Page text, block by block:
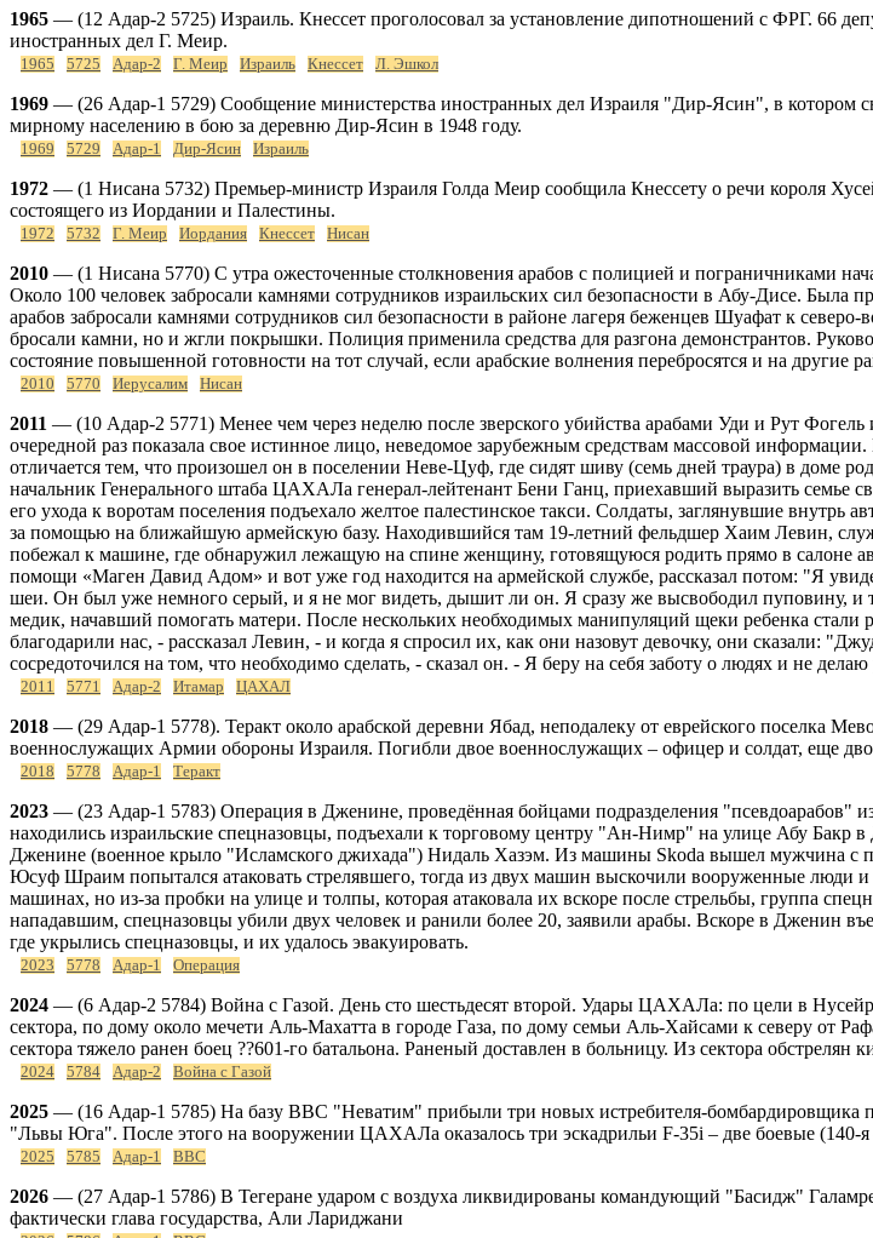
1965 — (12 Адар-2 5725) Израиль. Кнессет проголосовал за установление дипотношений с ФРГ. 66
иностранных дел Г. Меир.
1965 5725 Адар-2 Г. Меир Израиль Кнессет Л. Эшкол
1969 — (26 Адар-1 5729) Сообщение министерства иностранных дел Израиля "Дир-Ясин", в
мирному населению в бою за деревню Дир-Ясин в 1948 году.
1969 5729 Адар-1 Дир-Ясин Израиль
1972 — (1 Нисана 5732) Премьер-министр Израиля Голда Меир сообщила Кнессету о речи короля
состоящего из Иордании и Палестины.
1972 5732 Г. Меир Иордания Кнессет Нисан
2010 — (1 Нисана 5770) С утра ожесточенные столкновения арабов с полицией и пограничниками
Около 100 человек забросали камнями сотрудников израильских сил безопасности в Абу-Дисе.
арабов забросали камнями сотрудников сил безопасности в районе лагеря беженцев Шуафат к
бросали камни, но и жгли покрышки. Полиция применила средства для разгона демонстрантов.
состояние повышенной готовности на тот случай, если арабские волнения перебросятся и на другие
2010 5770 Иерусалим Нисан
2011 — (10 Адар-2 5771) Менее чем через неделю после зверского убийства арабами Уди и Рут
очередной раз показала свое истинное лицо, неведомое зарубежным средствам массовой
отличается тем, что произошел он в поселении Неве-Цуф, где сидят шиву (семь дней траура) в доме
начальник Генерального штаба ЦАХАЛа генерал-лейтенант Бени Ганц, приехавший выразить семье
его ухода к воротам поселения подъехало желтое палестинское такси. Солдаты, заглянувшие
за помощью на ближайшую армейскую базу. Находившийся там 19-летний фельдшер Хаим Левин,
побежал к машине, где обнаружил лежащую на спине женщину, готовящуюся родить прямо в салоне
помощи «Маген Давид Адом» и вот уже год находится на армейской службе, рассказал потом: "Я
шеи. Он был уже немного серый, и я не мог видеть, дышит ли он. Я сразу же высвободил пуповину,
медик, начавший помогать матери. После нескольких необходимых манипуляций щеки ребенка стали
благодарили нас, - рассказал Левин, - и когда я спросил их, как они назовут девочку, они сказали:
сосредоточился на том, что необходимо сделать, - сказал он. - Я беру на себя заботу о людях и не
2011 5771 Адар-2 Итамар ЦАХАЛ
2018 — (29 Адар-1 5778). Теракт около арабской деревни Ябад, неподалеку от еврейского поселка
военнослужащих Армии обороны Израиля. Погибли двое военнослужащих – офицер и солдат, еще
2018 5778 Адар-1 Теракт
2023 — (23 Адар-1 5783) Операция в Дженине, проведённая бойцами подразделения "псевдоарабов"
находились израильские спецназовцы, подъехали к торговому центру "Ан-Нимр" на улице Абу Бакр
Дженине (военное крыло "Исламского джихада") Нидаль Хазэм. Из машины Skoda вышел мужчина с
Юсуф Шраим попытался атаковать стрелявшего, тогда из двух машин выскочили вооруженные люди и
машинах, но из-за пробки на улице и толпы, которая атаковала их вскоре после стрельбы, группа
нападавшим, спецназовцы убили двух человек и ранили более 20, заявили арабы. Вскоре в Дженин
где укрылись спецназовцы, и их удалось эвакуировать.
2023 5778 Адар-1 Операция
2024 — (6 Адар-2 5784) Война с Газой. День сто шестьдесят второй. Удары ЦАХАЛа: по цели в
сектора, по дому около мечети Аль-Махатта в городе Газа, по дому семьи Аль-Хайсами к северу от
сектора тяжело ранен боец ??601-го батальона. Раненый доставлен в больницу. Из сектора
2024 5784 Адар-2 Война с Газой
2025 — (16 Адар-1 5785) На базу ВВС "Неватим" прибыли три новых истребителя-бомбардировщика
"Львы Юга". После этого на вооружении ЦАХАЛа оказалось три эскадрильи F-35i – две боевые
2025 5785 Адар-1 ВВС
2026 — (27 Адар-1 5786) В Тегеране ударом с воздуха ликвидированы командующий "Басидж"
фактически глава государства, Али Лариджани